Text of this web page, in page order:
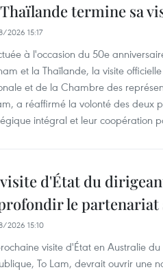
termine sa
2026 15:17
à l'occasion du 50e
et la Thaïlande, la visite
et de la Chambre des
a réaffirmé la volonté des deux
intégral et leur coopération
d'État du
le
2026 15:10
visite d'État en Australie
To Lam, devrait ouvrir une